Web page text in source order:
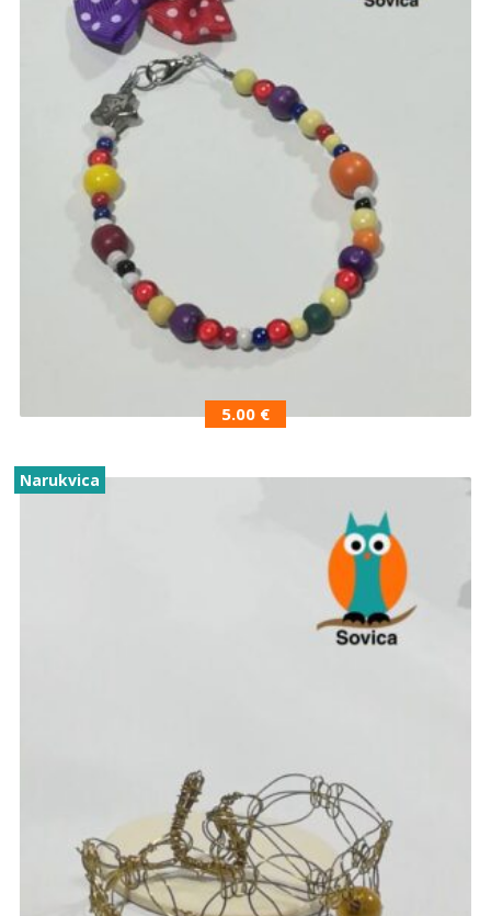
5.00 €
Narukvica